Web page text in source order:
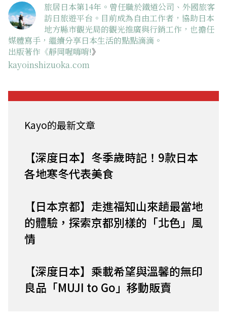
旅居日本第14年。曾任職於鐵道公司、外國旅客
訪日旅遊平台。目前成為自由工作者，協助日本
地方縣市觀光局的觀光推廣與行銷工作，也擔任
媒體寫手，繼續分享日本生活的點點滴滴。
出版著作《靜岡喔嗨唷!》
kayoinshizuoka.com
Kayo的最新文章
【深度日本】冬季歲時記！9款日本
各地寒冬代表美食
【日本京都】走進福知山來趟最當地
的體驗，探索京都別樣的「北色」風
情
【深度日本】乘載希望與溫馨的無印
良品「MUJI to Go」移動販賣